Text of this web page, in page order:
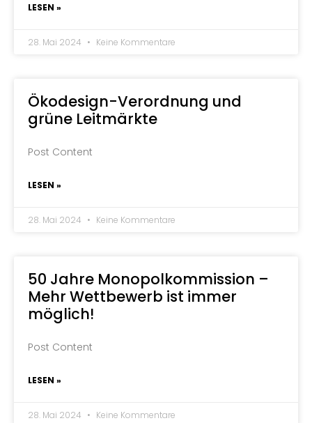
LESEN »
28. Mai 2024 Keine Kommentare
Ökodesign-Verordnung und
grüne Leitmärkte
Post Content
LESEN »
28. Mai 2024 Keine Kommentare
50 Jahre Monopolkommission –
Mehr Wettbewerb ist immer
möglich!
Post Content
LESEN »
28. Mai 2024 Keine Kommentare